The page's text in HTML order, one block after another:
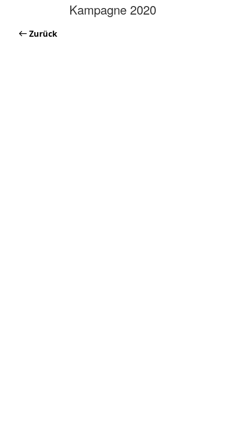
Kampagne 2020
Zurück